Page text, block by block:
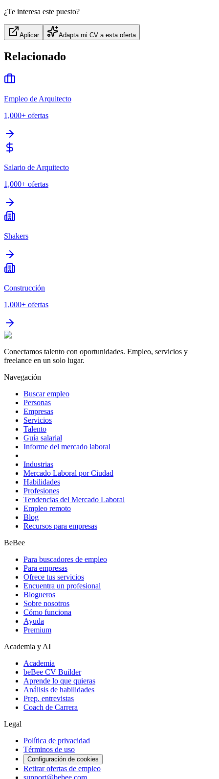
¿Te interesa este puesto?
Aplicar Adapta mi CV a esta oferta
Relacionado
Empleo de Arquitecto
1,000+ ofertas
Salario de Arquitecto
1,000+ ofertas
Shakers
Construcción
1,000+ ofertas
Conectamos talento con oportunidades. Empleo, servicios y
freelance en un solo lugar.
Navegación
Buscar empleo
Personas
Empresas
Servicios
Talento
Guía salarial
Informe del mercado laboral
Industrias
Mercado Laboral por Ciudad
Habilidades
Profesiones
Tendencias del Mercado Laboral
Empleo remoto
Blog
Recursos para empresas
BeBee
Para buscadores de empleo
Para empresas
Ofrece tus servicios
Encuentra un profesional
Blogueros
Sobre nosotros
Cómo funciona
Ayuda
Premium
Academia y AI
Academia
beBee CV Builder
Aprende lo que quieras
Análisis de habilidades
Prep. entrevistas
Coach de Carrera
Legal
Política de privacidad
Términos de uso
Configuración de cookies
Retirar ofertas de empleo